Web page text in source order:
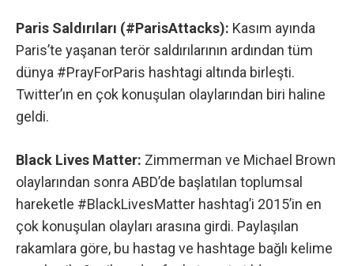
Paris Saldırıları (#ParisAttacks): Kasım ayında
Paris’te yaşanan terör saldırılarının ardından tüm
dünya #PrayForParis hashtagi altında birleşti.
Twitter’ın en çok konuşulan olaylarından biri haline
geldi.
Black Lives Matter: Zimmerman ve Michael Brown
olaylarından sonra ABD’de başlatılan toplumsal
hareketle #BlackLivesMatter hashtag’i 2015’in en
çok konuşulan olayları arasına girdi. Paylaşılan
rakamlara göre, bu hastag ve hashtage bağlı kelime